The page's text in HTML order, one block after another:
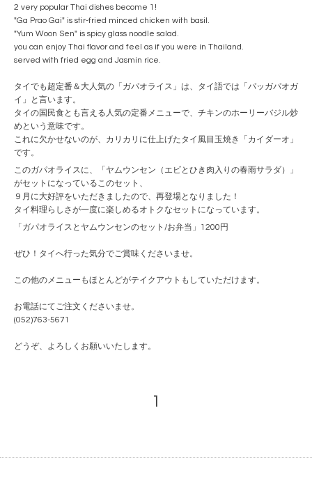
2 very popular Thai dishes become 1!
"Ga Prao Gai" is stir-fried minced chicken with basil.
"Yum Woon Sen" is spicy glass noodle salad.
you can enjoy Thai flavor and feel as if you were in Thailand.
served with fried egg and Jasmin rice.
タイでも超定番＆大人気の「ガパオライス」は、タイ語では「パッガパオガ
イ」と言います。
タイの国民食とも言える人気の定番メニューで、チキンのホーリーバジル炒
めという意味です。
これに欠かせないのが、カリカリに仕上げたタイ風目玉焼き「カイダーオ」
です。
このガパオライスに、「ヤムウンセン（エビとひき肉入りの春雨サラダ）」
がセットになっているこのセット、
９月に大好評をいただきましたので、再登場となりました！
タイ料理らしさが一度に楽しめるオトクなセットになっています。
「ガパオライスとヤムウンセンのセット/お弁当」1200円
ぜひ！タイへ行った気分でご賞味くださいませ。
この他のメニューもほとんどがテイクアウトもしていただけます。
お電話にてご注文くださいませ。
(052)763-5671
どうぞ、よろしくお願いいたします。
1